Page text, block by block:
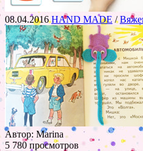
08.04.2016HAND MADE /
Автор: Marina
5 780 просмотров